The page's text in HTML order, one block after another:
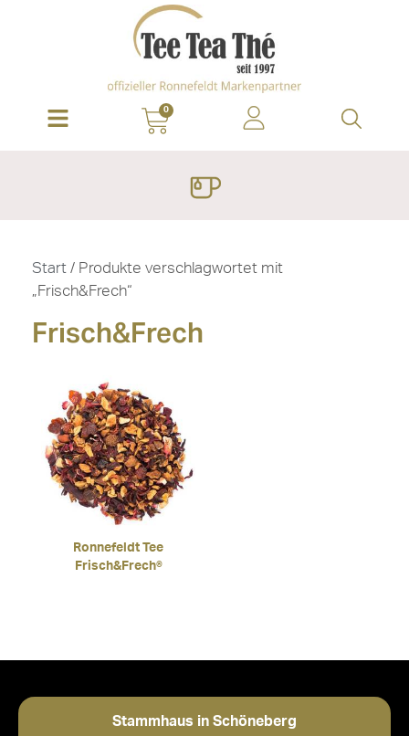
0
Start / Produkte verschlagwortet mit
„Frisch&Frech“
Frisch&Frech
Ronnefeldt Tee
Frisch&Frech®
Stammhaus in Schöneberg